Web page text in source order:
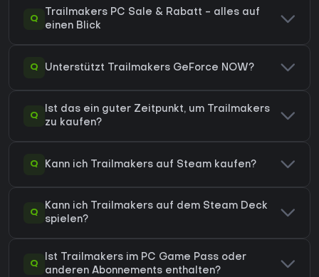
Q
Trailmakers PC Sale & Rabatt - alles auf
einen Blick
Q Unterstützt Trailmakers GeForce NOW?
Q
Ist das ein guter Zeitpunkt, um Trailmakers
zu kaufen?
Q Kann ich Trailmakers auf Steam kaufen?
Q
Kann ich Trailmakers auf dem Steam Deck
spielen?
Q
Ist Trailmakers im PC Game Pass oder
anderen Abonnements enthalten?